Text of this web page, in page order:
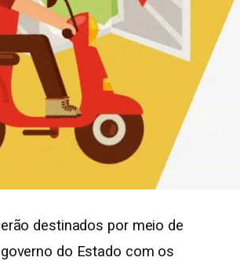
destinados por meio de
do Estado com os